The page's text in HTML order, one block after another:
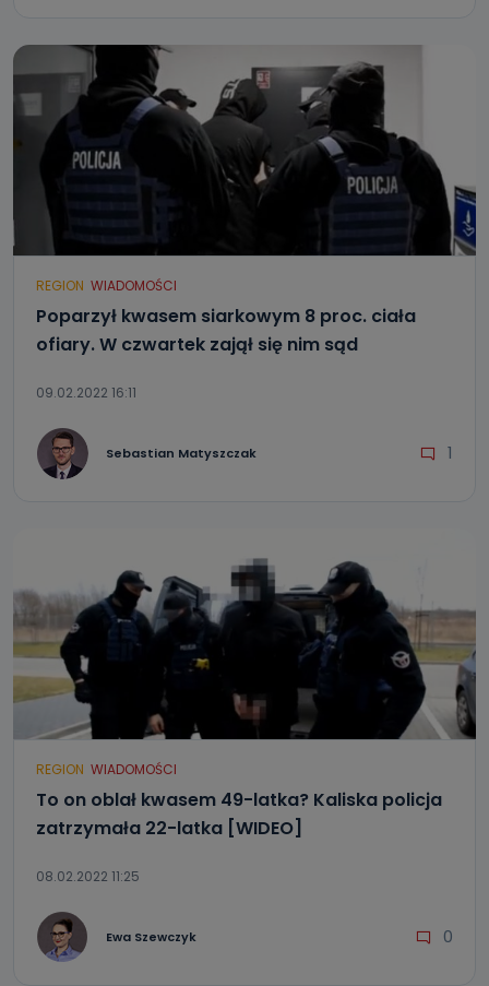
REGION WIADOMOŚCI
Poparzył kwasem siarkowym 8 proc. ciała
ofiary. W czwartek zajął się nim sąd
09.02.2022 16:11
Sebastian Matyszczak 1
REGION WIADOMOŚCI
To on oblał kwasem 49-latka? Kaliska policja
zatrzymała 22-latka [WIDEO]
08.02.2022 11:25
Ewa Szewczyk 0